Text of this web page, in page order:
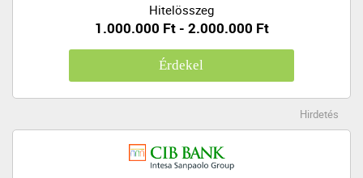
Hitelösszeg
1.000.000 Ft - 2.000.000 Ft
Érdekel
Hirdetés